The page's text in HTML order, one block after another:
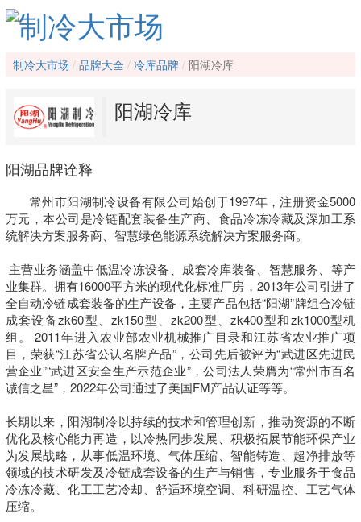
制冷大市场 品牌大全 冷库品牌 阳湖冷库
阳湖冷库
阳湖品牌诠释
常州市阳湖制冷设备有限公司始创于1997年，注册资金5000
万元，本公司是冷链配套装备生产商、食品冷冻冷藏及深加工系
统解决方案服务商、智慧绿色能源系统解决方案服务商。
业集群。拥有16000平方米的现代化标准厂房，2013年公司引进了
全自动冷链成套装备的生产设备，主要产品包括“阳湖”牌组合冷链
成套设备zk60型、zk150型、zk200型、zk400型和zk1000型机
组。 2011年进入农业部农业机械推广目录和江苏省农业推广项
目，荣获“江苏省公认名牌产品”，公司先后被评为“武进区先进民
营企业”“武进区安全生产示范企业”，公司法人荣膺为“常州市百名
诚信之星”，2022年公司通过了美国FM产品认证等等。
长期以来，阳湖制冷以持续的技术和管理创新，推动资源的不断
优化及核心能力再造，以冷热同步发展、积极拓展节能环保产业
为发展战略，从事低温环境、气体压缩、智能铸造、超净排放等
领域的技术研发及冷链成套设备的生产与销售，专业服务于食品
冷冻冷藏、化工工艺冷却、舒适环境空调、科研温控、工艺气体
压缩。